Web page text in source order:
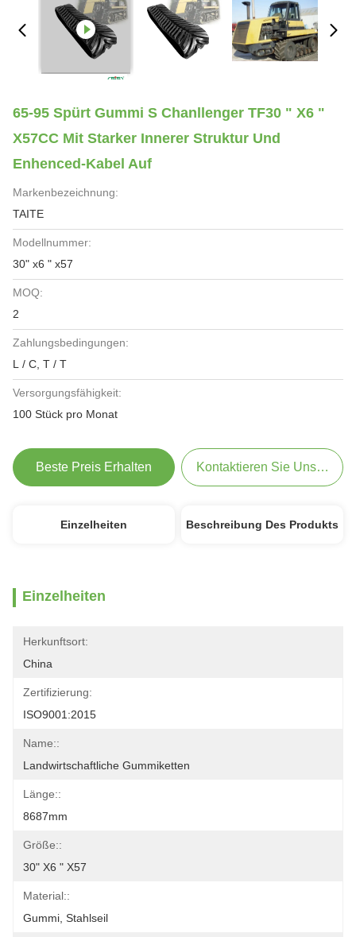
65-95 Spürt Gummi S Chanllenger TF30 " X6 "
X57CC Mit Starker Innerer Struktur Und
Enhenced-Kabel Auf
Markenbezeichnung:
TAITE
Modellnummer:
30" x6 " x57
MOQ:
2
Zahlungsbedingungen:
L / C, T / T
Versorgungsfähigkeit:
100 Stück pro Monat
Beste Preis Erhalten Kontaktieren Sie Uns Jetzt
Einzelheiten Beschreibung Des Produkts
Einzelheiten
Herkunftsort:
China
Zertifizierung:
ISO9001:2015
Name::
Landwirtschaftliche Gummiketten
Länge::
8687mm
Größe::
30" X6 " X57
Material::
Gummi, Stahlseil